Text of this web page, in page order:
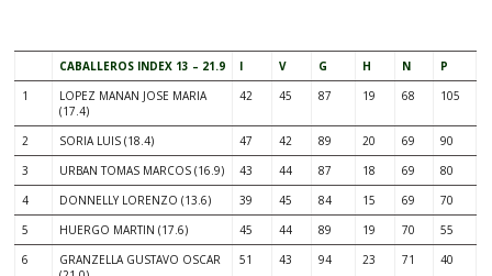
CABALLEROS INDEX 13 – 21.9 I V G H N
P
1
LOPEZ MANAN JOSE MARIA
(17.4)
42 45 87 19 68 105
2 SORIA LUIS (18.4) 47 42 89 20 69
90
3
URBAN TOMAS MARCOS (16.9) 43 44 87 18 69
80
4
DONNELLY LORENZO (13.6) 39 45 84 15 69
70
5
HUERGO MARTIN (17.6) 45 44 89 19 70
55
6
GRANZELLA GUSTAVO OSCAR
51 43 94 23 71 40